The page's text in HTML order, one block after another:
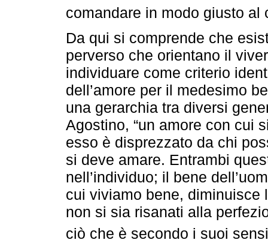
comandare in modo giusto al
Da qui si comprende che
perverso che orientano il
individuare come criterio
dell’amore per il medesimo
una gerarchia tra diversi
Agostino, “un amore con cui
esso è disprezzato da chi
si deve amare. Entrambi
nell’individuo; il bene
cui viviamo bene, diminuisce
non si sia risanati alla
ciò che è secondo i suoi